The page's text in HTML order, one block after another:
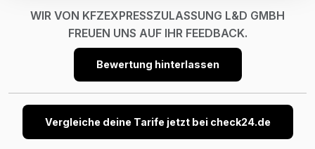
WIR VON KFZEXPRESSZULASSUNG L&D GMBH
FREUEN UNS AUF IHR FEEDBACK.
Bewertung hinterlassen
Vergleiche deine Tarife jetzt bei check24.de